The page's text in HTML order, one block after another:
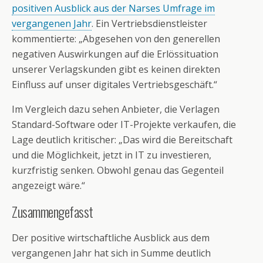
positiven Ausblick aus der Narses Umfrage im
vergangenen Jahr. Ein Vertriebsdienstleister
kommentierte: „Abgesehen von den generellen
negativen Auswirkungen auf die Erlössituation
unserer Verlagskunden gibt es keinen direkten
Einfluss auf unser digitales Vertriebsgeschäft.“
Im Vergleich dazu sehen Anbieter, die Verlagen
Standard-Software oder IT-Projekte verkaufen, die
Lage deutlich kritischer: „Das wird die Bereitschaft
und die Möglichkeit, jetzt in IT zu investieren,
kurzfristig senken. Obwohl genau das Gegenteil
angezeigt wäre.“
Zusammengefasst
Der positive wirtschaftliche Ausblick aus dem
vergangenen Jahr hat sich in Summe deutlich